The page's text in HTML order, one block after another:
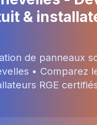
&
de panneaux
• Comparez
RGE